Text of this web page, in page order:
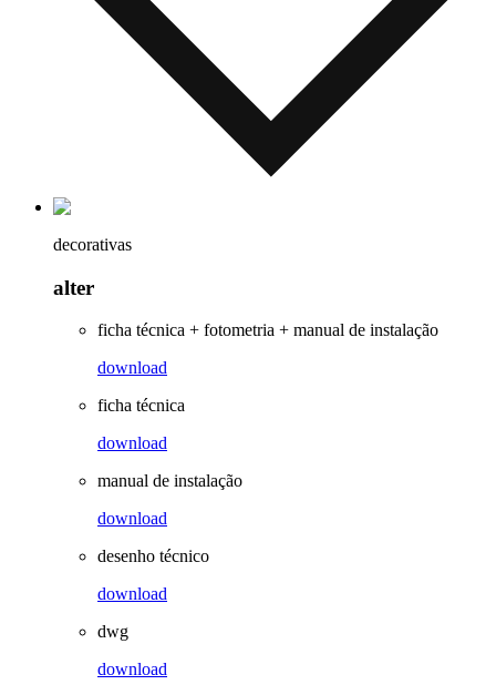
decorativas
alter
ficha técnica + fotometria + manual de instalação
download
ficha técnica
download
manual de instalação
download
desenho técnico
download
dwg
download